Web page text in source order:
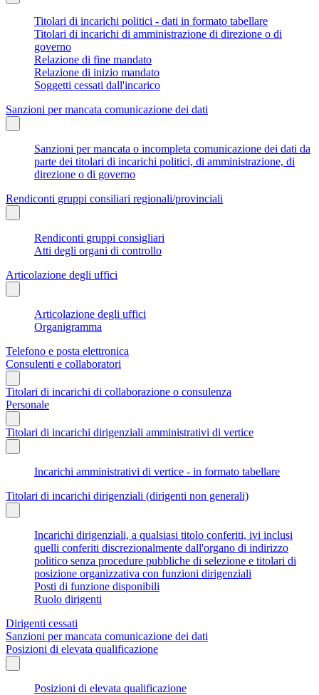
Titolari di incarichi politici - dati in formato tabellare
Titolari di incarichi di amministrazione di direzione o di
governo
Relazione di fine mandato
Relazione di inizio mandato
Soggetti cessati dall'incarico
Sanzioni per mancata comunicazione dei dati
Sanzioni per mancata o incompleta comunicazione dei dati da
parte dei titolari di incarichi politici, di amministrazione, di
direzione o di governo
Rendiconti gruppi consiliari regionali/provinciali
Rendiconti gruppi consigliari
Atti degli organi di controllo
Articolazione degli uffici
Articolazione degli uffici
Organigramma
Telefono e posta elettronica
Consulenti e collaboratori
Titolari di incarichi di collaborazione o consulenza
Personale
Titolari di incarichi dirigenziali amministrativi di vertice
Incarichi amministrativi di vertice - in formato tabellare
Titolari di incarichi dirigenziali (dirigenti non generali)
Incarichi dirigenziali, a qualsiasi titolo conferiti, ivi inclusi
quelli conferiti discrezionalmente dall'organo di indirizzo
politico senza procedure pubbliche di selezione e titolari di
posizione organizzativa con funzioni dirigenziali
Posti di funzione disponibili
Ruolo dirigenti
Dirigenti cessati
Sanzioni per mancata comunicazione dei dati
Posizioni di elevata qualificazione
Posizioni di elevata qualificazione